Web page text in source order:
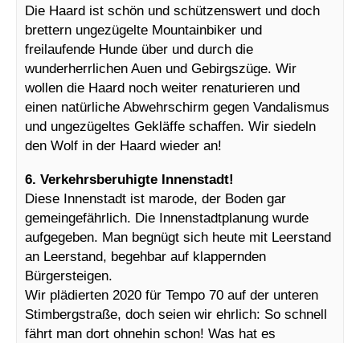
Die Haard ist schön und schützenswert und doch
brettern ungezügelte Mountainbiker und
freilaufende Hunde über und durch die
wunderherrlichen Auen und Gebirgszüge. Wir
wollen die Haard noch weiter renaturieren und
einen natürliche Abwehrschirm gegen Vandalismus
und ungezügeltes Gekläffe schaffen. Wir siedeln
den Wolf in der Haard wieder an!
6. Verkehrsberuhigte Innenstadt!
Diese Innenstadt ist marode, der Boden gar
gemeingefährlich. Die Innenstadtplanung wurde
aufgegeben. Man begnügt sich heute mit Leerstand
an Leerstand, begehbar auf klappernden
Bürgersteigen.
Wir plädierten 2020 für Tempo 70 auf der unteren
Stimbergstraße, doch seien wir ehrlich: So schnell
fährt man dort ohnehin schon! Was hat es